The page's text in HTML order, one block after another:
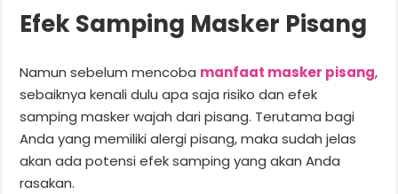
Efek Samping Masker Pisang
Namun sebelum mencoba manfaat masker pisang,
sebaiknya kenali dulu apa saja risiko dan efek
samping masker wajah dari pisang. Terutama bagi
Anda yang memiliki alergi pisang, maka sudah jelas
akan ada potensi efek samping yang akan Anda
rasakan.